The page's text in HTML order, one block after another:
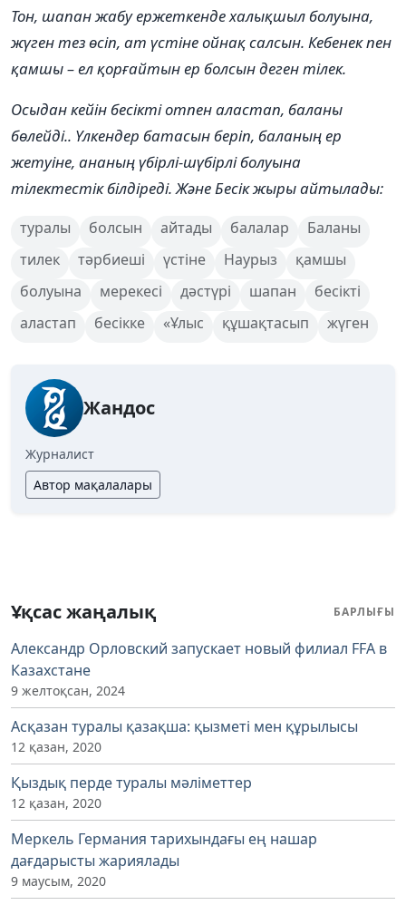
Тон, шапан жабу ержеткенде халықшыл болуына,
жүген тез өсіп, ат үстіне ойнақ салсын. Кебенек пен
қамшы – ел қорғайтын ер болсын деген тілек.
Осыдан кейін бесікті отпен аластап, баланы
бөлейді.. Үлкендер батасын беріп, баланың ер
жетуіне, ананың үбірлі-шүбірлі болуына
тілектестік білдіреді. Және Бесік жырыайтылады:
туралы болсын айтады балалар
Баланы
тилек
тәрбиеші үстіне Наурыз
қамшы
болуына
мерекесі дәстүрі шапан
бесікті
аластап
бесікке «Ұлыс құшақтасып жүген
Жандос
Журналист
Автор мақалалары
Ұқсас жаңалық БАРЛЫҒЫ
Александр Орловский запускает новый филиал FFA в
Казахстане
9 желтоқсан, 2024
Асқазан туралы қазақша: қызметі мен құрылысы
12 қазан, 2020
Қыздық перде туралы мәліметтер
12 қазан, 2020
Меркель Германия тарихындағы ең нашар
дағдарысты жариялады
9 маусым, 2020